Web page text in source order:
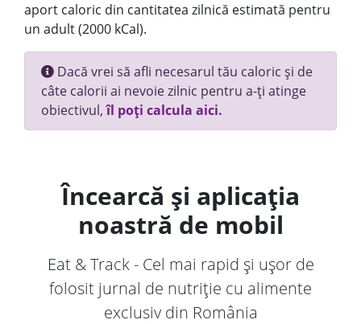
aport caloric din cantitatea zilnică estimată pentru
un adult (2000 kCal).
Dacă vrei să afli necesarul tău caloric și de
câte calorii ai nevoie zilnic pentru a-ți atinge
obiectivul,îl poți calcula aici.
Încearcă și aplicația
noastră de mobil
Eat & Track - Cel mai rapid și ușor de
folosit jurnal de nutriție cu alimente
exclusiv din România